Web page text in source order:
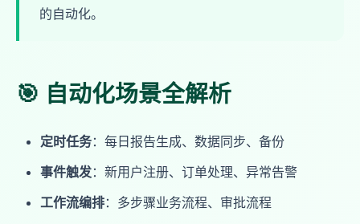
的自动化。
🎯 自动化场景全解析
定时任务：每日报告生成、数据同步、备份
事件触发：新用户注册、订单处理、异常告警
工作流编排：多步骤业务流程、审批流程